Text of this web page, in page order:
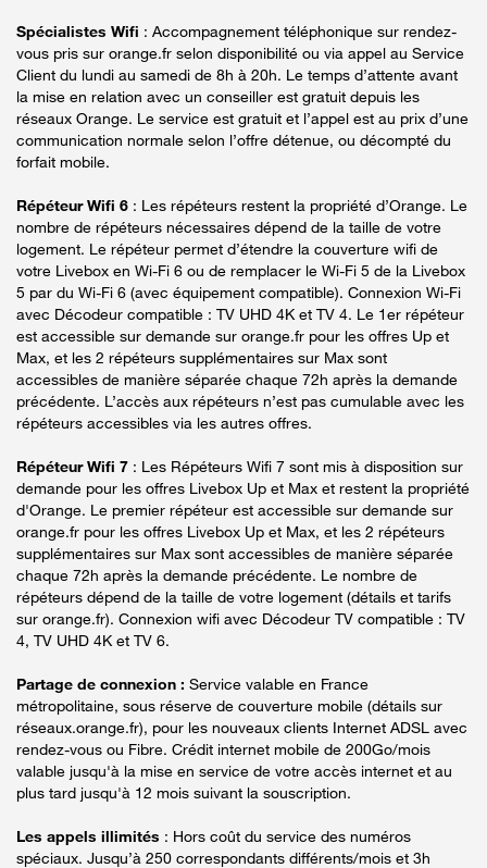
Spécialistes Wifi : Accompagnement téléphonique sur rendez-
vous pris sur orange.fr selon disponibilité ou via appel au Service
Client du lundi au samedi de 8h à 20h. Le temps d’attente avant
la mise en relation avec un conseiller est gratuit depuis les
réseaux Orange. Le service est gratuit et l’appel est au prix d’une
communication normale selon l’offre détenue, ou décompté du
forfait mobile.
Répéteur Wifi 6 : Les répéteurs restent la propriété d’Orange. Le
nombre de répéteurs nécessaires dépend de la taille de votre
logement. Le répéteur permet d’étendre la couverture wifi de
votre Livebox en Wi-Fi 6 ou de remplacer le Wi-Fi 5 de la Livebox
5 par du Wi-Fi 6 (avec équipement compatible). Connexion Wi-Fi
avec Décodeur compatible : TV UHD 4K et TV 4. Le 1er répéteur
est accessible sur demande sur orange.fr pour les offres Up et
Max, et les 2 répéteurs supplémentaires sur Max sont
accessibles de manière séparée chaque 72h après la demande
précédente. L’accès aux répéteurs n’est pas cumulable avec les
répéteurs accessibles via les autres offres.
Répéteur Wifi 7 : Les Répéteurs Wifi 7 sont mis à disposition sur
demande pour les offres Livebox Up et Max et restent la propriété
d'Orange. Le premier répéteur est accessible sur demande sur
orange.fr pour les offres Livebox Up et Max, et les 2 répéteurs
supplémentaires sur Max sont accessibles de manière séparée
chaque 72h après la demande précédente. Le nombre de
répéteurs dépend de la taille de votre logement (détails et tarifs
sur orange.fr). Connexion wifi avec Décodeur TV compatible : TV
4, TV UHD 4K et TV 6.
Partage de connexion : Service valable en France
métropolitaine, sous réserve de couverture mobile (détails sur
réseaux.orange.fr), pour les nouveaux clients Internet ADSL avec
rendez-vous ou Fibre. Crédit internet mobile de 200Go/mois
valable jusqu'à la mise en service de votre accès internet et au
plus tard jusqu'à 12 mois suivant la souscription.
Les appels illimités : Hors coût du service des numéros
spéciaux. Jusqu’à 250 correspondants différents/mois et 3h